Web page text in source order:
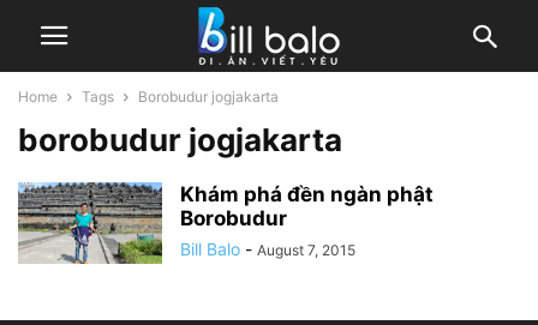
Home Tags Borobudur jogjakarta
borobudur jogjakarta
Khám phá đền ngàn phật
Borobudur
Bill Balo - August 7, 2015